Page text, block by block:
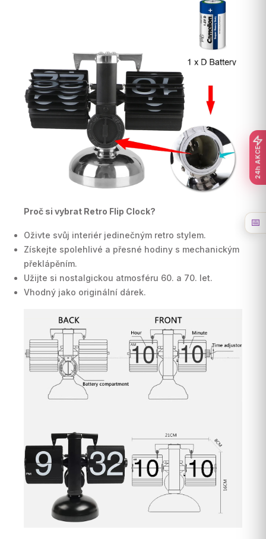
Proč si vybrat Retro Flip Clock?
Oživte svůj interiér jedinečným retro stylem.
Získejte spolehlivé a přesné hodiny s mechanickým
překlápěním.
Užijte si nostalgickou atmosféru 60. a 70. let.
Vhodný jako originální dárek.
24h AKCE
📅